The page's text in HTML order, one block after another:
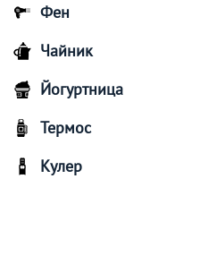
Фен
Чайник
Йогуртница
Термос
Кулер